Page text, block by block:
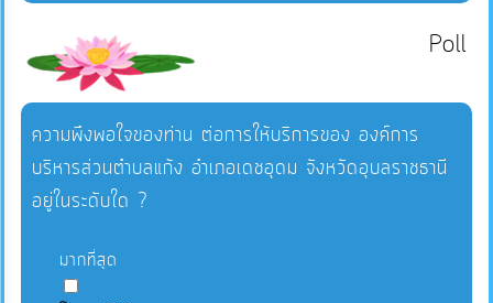
Poll
ความพึงพอใจของท่าน ต่อการให้บริการของ องค์การ
บริหารส่วนตำบลแก้ง อำเภอเดชอุดม จังหวัดอุบลราชธานี
อยู่ในระดับใด ?
มากที่สุด